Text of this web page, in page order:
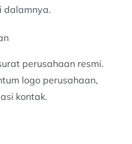
dalamnya.
perusahaan resmi.
logo perusahaan,
kontak.